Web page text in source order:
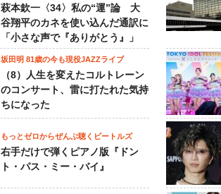
萩本欽一〈34〉私の“運”論 大
谷翔平のカネを使い込んだ通訳に
「小さな声で『ありがとう』」
坂田明 81歳の今も現役JAZZライブ
（8）人生を変えたコルトレーン
のコンサート、雷に打たれた気持
ちになった
もっとゼロからぜんぶ聴くビートルズ
右手だけで弾くピアノ版『ドン
ト・パス・ミー・バイ』